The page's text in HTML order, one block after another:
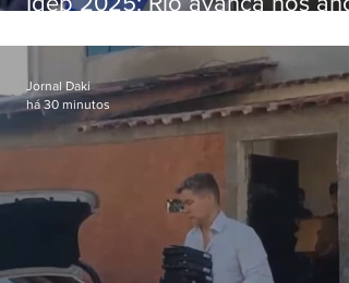
nacional
Jornal Daki
há 30 minutos